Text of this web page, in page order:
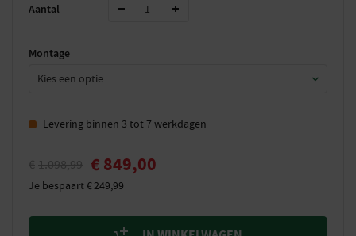
Aantal
Montage
Levering binnen 3 tot 7 werkdagen
€ 1.098,99 € 849,00
Je bespaart€249,99